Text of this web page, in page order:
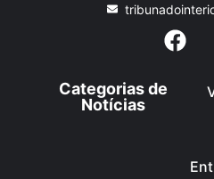
Categorias de
Notícias